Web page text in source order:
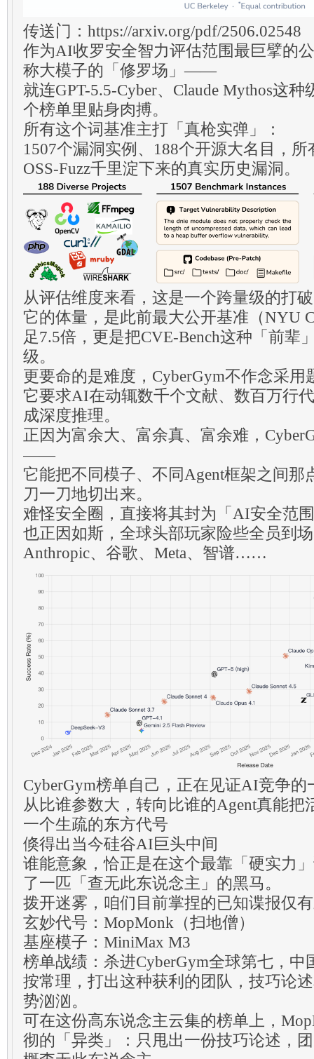
传送门：https://arxiv.org/pdf/2506.02548
作为AI收罗安全智力评估范围最巨擘的
称大模子的「修罗场」——
就连GPT-5.5-Cyber、Claude Mythos这
个榜单里贴身肉搏。
所有这个词基准主打「真枪实弹」：
1507个漏洞实例、188个开源大名目，
OSS-Fuzz千里淀下来的真实历史漏洞。
从评估维度来看，这是一个跨量级的打
它的体量，是此前最大公开基准（NYU
足7.5倍，更是把CVE-Bench这种「前辈
级。
更要命的是难度，CyberGym不作念采用
它要求AI在动辄数千个文献、数百万行
成深度推理。
正因为富余大、富余真、富余难，
——
它能把不同模子、不同Agent框架之间那
刀一刀地切出来。
难怪安全圈，直接将其封为「AI安全范
也正因如斯，全球头部玩家险些全员到
Anthropic、谷歌、Meta、智谱……
CyberGym榜单自己，正在见证AI竞争的
从比谁参数大，转向比谁的Agent真能把
一个生疏的东方代号
倏得出当今硅谷AI巨头中间
谁能意象，恰正是在这个最靠「硬实力
了一匹「查无此东说念主」的黑马。
拨开迷雾，咱们目前掌捏的已知谍报仅
玄妙代号：MopMonk（扫地僧）
基座模子：MiniMax M3
榜单战绩：杀进CyberGym全球第七，中
按常理，打出这种获利的团队，技巧论
势汹汹。
可在这份高东说念主云集的榜单上，
彻的「异类」：只甩出一份技巧论述，